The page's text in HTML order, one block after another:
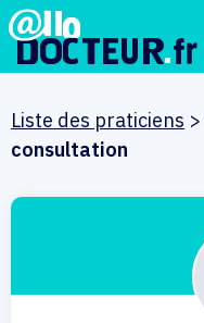
Liste des praticiens >
consultation